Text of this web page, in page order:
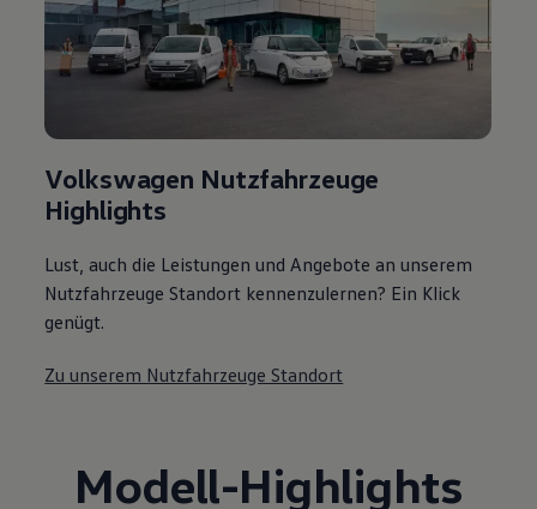
Volkswagen Nutzfahrzeuge
Highlights
Lust, auch die Leistungen und Angebote an unserem
Nutzfahrzeuge Standort kennenzulernen? Ein Klick
genügt.
Zu unserem Nutzfahrzeuge Standort
Modell-Highlights